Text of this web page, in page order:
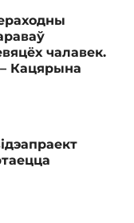
чалавек.
Кацярына